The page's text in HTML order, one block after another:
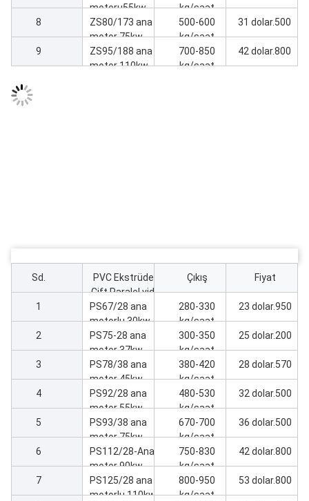
makine
motoru55kw
Ekstrüder
makinesi
kg/saat
8
ZS80/173 ana
motor 75kw
Ekstrüder
makine
500-600
kg/saat
31 dolar.500
9
ZS95/188 ana
motor 110kw
700-850
kg/saat
42 dolar.800
Sd.
PVC Ekstrüder
Çift Paralel vida
Ekstrüder
Çıkış Fiyat
1
PS67/28 ana
motorlu 30kw
Ekstrüder
makinesi
280-330
kg/saat
23 dolar.950
2
PS75-28 ana
motor 37kw
Ekstrüder
makine
300-350
kg/saat
25 dolar.200
3
PS78/38 ana
motor 45kw
Ekstrüder
makine
380-420
kg/saat
28 dolar.570
4
PS92/28 ana
motor 55kw
Ekstrüder
makine
480-530
kg/saat
32 dolar.500
5
PS93/38 ana
motor 75kw
Ekstrüder
makine
670-700
kg/saat
36 dolar.500
6
PS112/28-Ana
motor 90kw
Ekstrüder
makine
750-830
kg/saat
42 dolar.800
7
PS125/28 ana
motorlu 110kw
800-950
kg/saat
53 dolar.800